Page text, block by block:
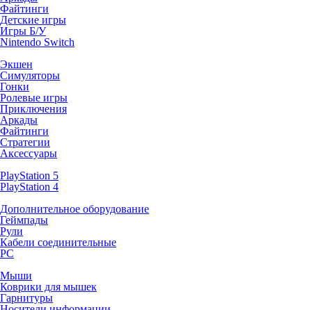
Файтинги
Детские игры
Игры Б/У
Nintendo Switch
Экшен
Симуляторы
Гонки
Ролевые игры
Приключения
Аркады
Файтинги
Стратегии
Аксессуары
PlayStation 5
PlayStation 4
Дополнительное оборудование
Геймпады
Рули
Кабели соединительные
PC
Мыши
Коврики для мышек
Гарнитуры